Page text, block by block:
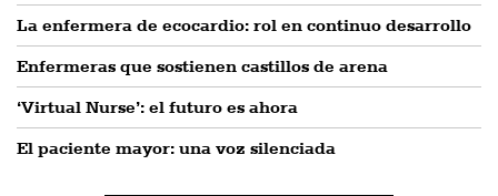
La enfermera de ecocardio: rol en continuo desarrollo
Enfermeras que sostienen castillos de arena
‘Virtual Nurse’: el futuro es ahora
El paciente mayor: una voz silenciada